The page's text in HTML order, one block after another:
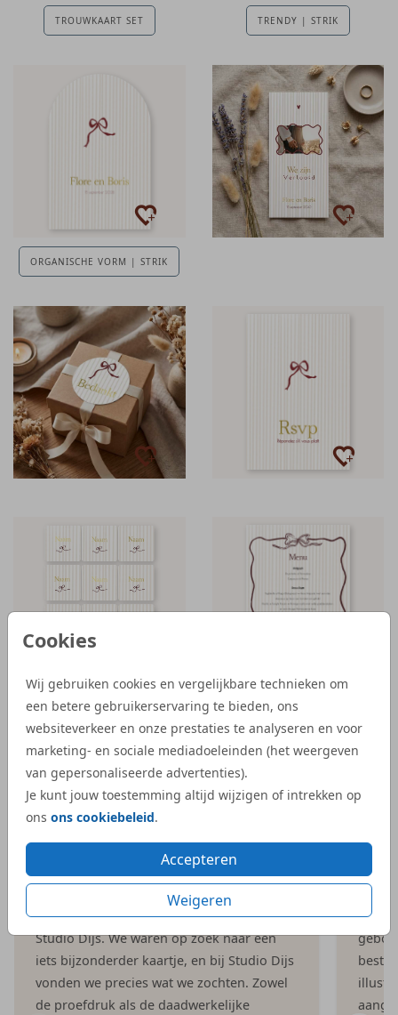
Cookies
Wij gebruiken cookies en vergelijkbare technieken om
een betere gebruikerservaring te bieden, ons
websiteverkeer en onze prestaties te analyseren en voor
marketing- en sociale mediadoeleinden (het weergeven
van gepersonaliseerde advertenties).
Je kunt jouw toestemming altijd wijzigen of intrekken op
ons ons cookiebeleid.
Accepteren
Weigeren
TROUWKAART SET TRENDY | STRIK
ORGANISCHE VORM | STRIK
MET GOUDFOLIE MENUKAART | STRIKJE
Reviews van onze klanten
“Wij zijn heel tevreden met de service van
Studio Dijs. We waren op zoek naar een
iets bijzonderder kaartje, en bij Studio Dijs
vonden we precies wat we zochten. Zowel
de proefdruk als de daadwerkelijke
“Bij